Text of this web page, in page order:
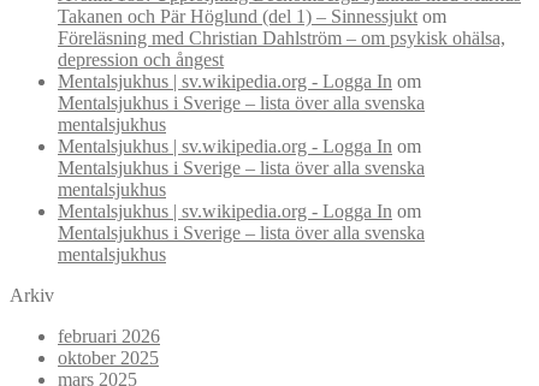
Takanen och Pär Höglund (del 1) – Sinnessjukt om
Föreläsning med Christian Dahlström – om psykisk ohälsa,
depression och ångest
Mentalsjukhus | sv.wikipedia.org - Logga In om
Mentalsjukhus i Sverige – lista över alla svenska
mentalsjukhus
Mentalsjukhus | sv.wikipedia.org - Logga In om
Mentalsjukhus i Sverige – lista över alla svenska
mentalsjukhus
Mentalsjukhus | sv.wikipedia.org - Logga In om
Mentalsjukhus i Sverige – lista över alla svenska
mentalsjukhus
Arkiv
februari 2026
oktober 2025
mars 2025